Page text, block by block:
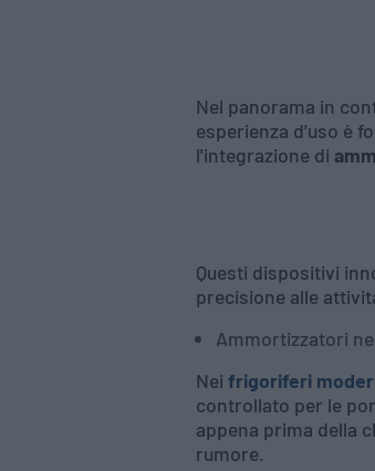
Nel panorama in
esperienza d'uso è
l'integrazione di
Questi dispositivi
precisione alle
Ammortizzatori
Nei frigoriferi
controllato per le
appena prima della
rumore.